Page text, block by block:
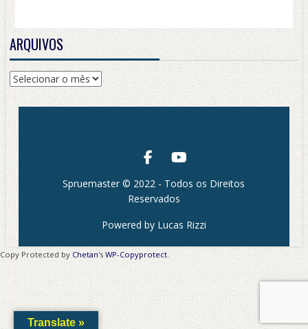
ARQUIVOS
Arquivos
Spruemaster © 2022 - Todos os Direitos
Reservados
Powered by Lucas Rizzi
Translate »
Copy Protected by Chetan's WP-Copyprotect